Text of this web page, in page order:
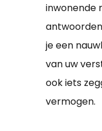
inwonende
je een
van uw
ook iets
vermogen.